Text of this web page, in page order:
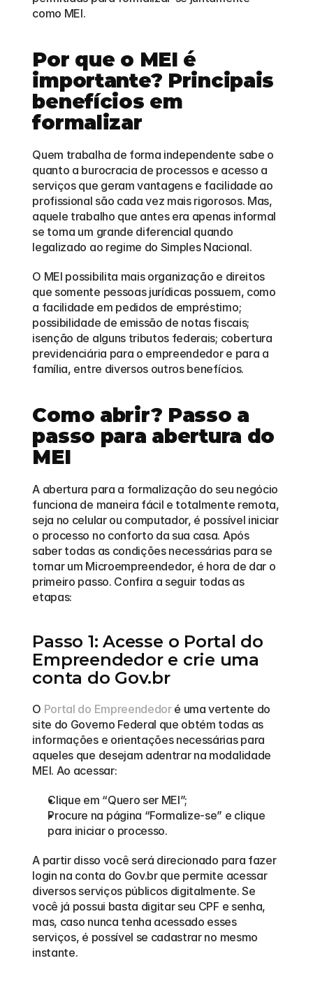
como MEI.
Por que o MEI é
importante? Principais
benefícios em
formalizar
Quem trabalha de forma independente sabe o
quanto a burocracia de processos e acesso a
serviços que geram vantagens e facilidade ao
profissional são cada vez mais rigorosos. Mas,
aquele trabalho que antes era apenas informal
se torna um grande diferencial quando
legalizado ao regime do Simples Nacional.
O MEI possibilita mais organização e direitos
que somente pessoas jurídicas possuem, como
a facilidade em pedidos de empréstimo;
possibilidade de emissão de notas fiscais;
isenção de alguns tributos federais; cobertura
previdenciária para o empreendedor e para a
família, entre diversos outros benefícios.
Como abrir? Passo a
passo para abertura do
MEI
A abertura para a formalização do seu negócio
funciona de maneira fácil e totalmente remota,
seja no celular ou computador, é possível iniciar
o processo no conforto da sua casa. Após
saber todas as condições necessárias para se
tornar um Microempreendedor, é hora de dar o
primeiro passo. Confira a seguir todas as
etapas:
Passo 1: Acesse o Portal do
Empreendedor e crie uma
conta do Gov.br
O Portal do Empreendedor é uma vertente do
site do Governo Federal que obtém todas as
informações e orientações necessárias para
aqueles que desejam adentrar na modalidade
MEI. Ao acessar:
Clique em “Quero ser MEI”;
Procure na página “Formalize-se” e clique
para iniciar o processo.
A partir disso você será direcionado para fazer
login na conta do Gov.br que permite acessar
diversos serviços públicos digitalmente. Se
você já possui basta digitar seu CPF e senha,
mas, caso nunca tenha acessado esses
serviços, é possível se cadastrar no mesmo
instante.